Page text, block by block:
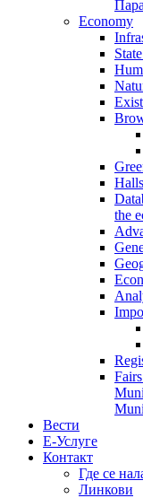
Economy
the
Вести
E-Услуге
Контакт
Где се
Линкови